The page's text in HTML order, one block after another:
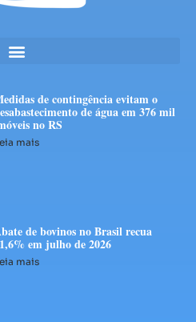
de contingência evitam o
de água em 376 mil
no RS
mais
de bovinos no Brasil recua
em julho de 2026
mais